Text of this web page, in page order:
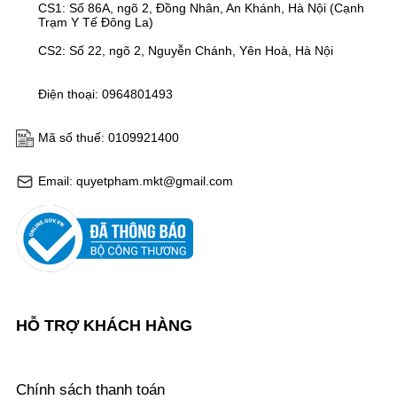
Email: quyetpham.mkt@gmail.com
Mã số thuế: 0109921400
Điện thoại: 0964801493
CS1: Số 86A, ngõ 2, Đồng Nhân, An Khánh, Hà Nội (Cạnh
Trạm Y Tế Đông La)
CS2: Số 22, ngõ 2, Nguyễn Chánh, Yên Hoà, Hà Nội
HỖ TRỢ KHÁCH HÀNG
Chính sách thanh toán